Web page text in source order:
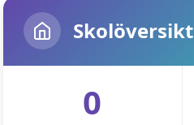
Skolöversikt
0